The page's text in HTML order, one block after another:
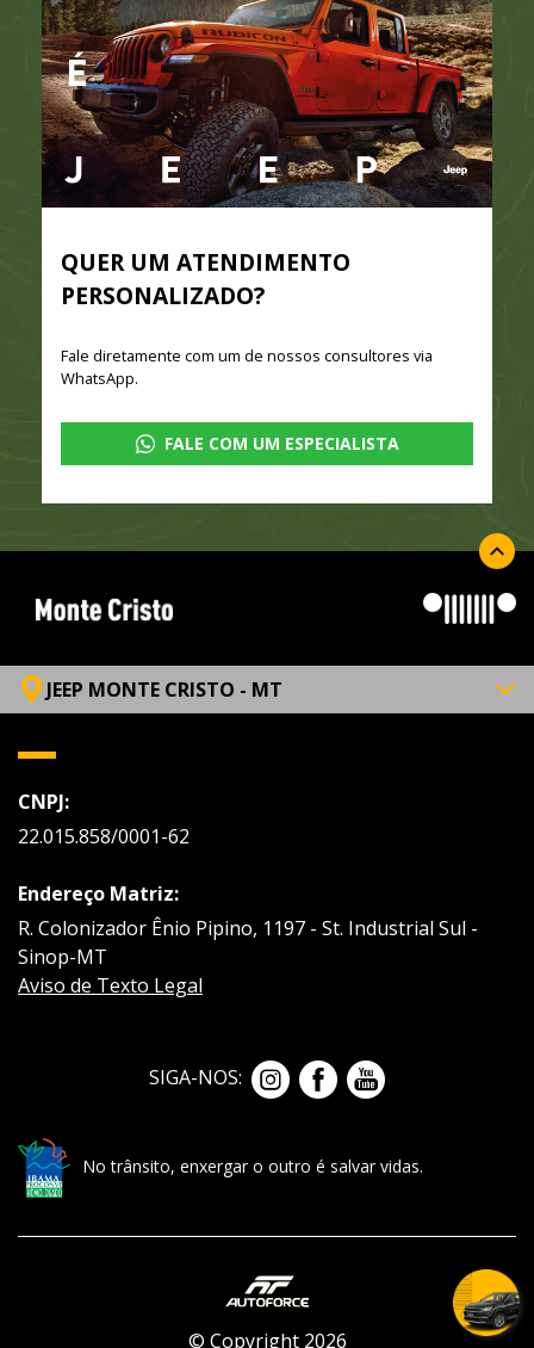
QUER UM ATENDIMENTO
PERSONALIZADO?
Fale diretamente com um de nossos consultores via
WhatsApp.
FALE COM UM ESPECIALISTA
JEEP MONTE CRISTO - MT
CNPJ:
22.015.858/0001-62
Endereço Matriz:
R. Colonizador Ênio Pipino, 1197 - St. Industrial Sul -
Sinop-MT
Aviso de Texto Legal
SIGA-NOS:
No trânsito, enxergar o outro é salvar vidas.
© Copyright 2026